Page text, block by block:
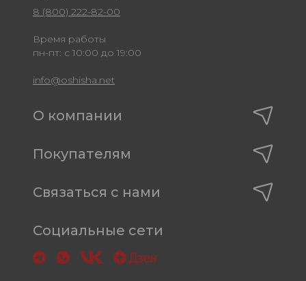
8 (800) 222-82-00
Время работы
пн-пт: с 10:00 до 19:00
info@oshisha.net
О компании
Покупателям
Связаться с нами
Социальные сети